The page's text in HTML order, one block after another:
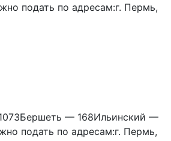
подать по адресам:г. Пермь,
— 168Ильинский —
подать по адресам:г. Пермь,